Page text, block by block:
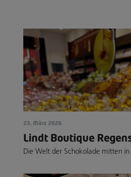
23. März 2026
Lindt Boutique
Die Welt der Schokolade mitten in